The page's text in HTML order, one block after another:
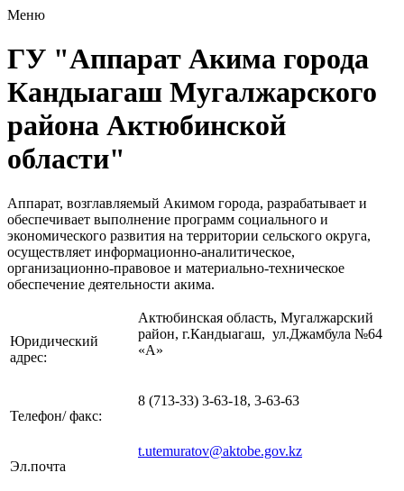
Меню
ГУ "Аппарат Акима города
Кандыагаш Мугалжарского
района Актюбинской
области"
Аппарат, возглавляемый Акимом города, разрабатывает и
обеспечивает выполнение программ социального и
экономического развития на территории сельского округа,
осуществляет информационно-аналитическое,
организационно-правовое и материально-техническое
обеспечение деятельности акима.
Юридический
адрес:
Актюбинская область, Мугалжарский
район, г.Кандыагаш, ул.Джамбула №64
«А»
Телефон/ факс:
8 (713-33) 3-63-18, 3-63-63
Эл.почта
t.utemuratov@aktobe.gov.kz